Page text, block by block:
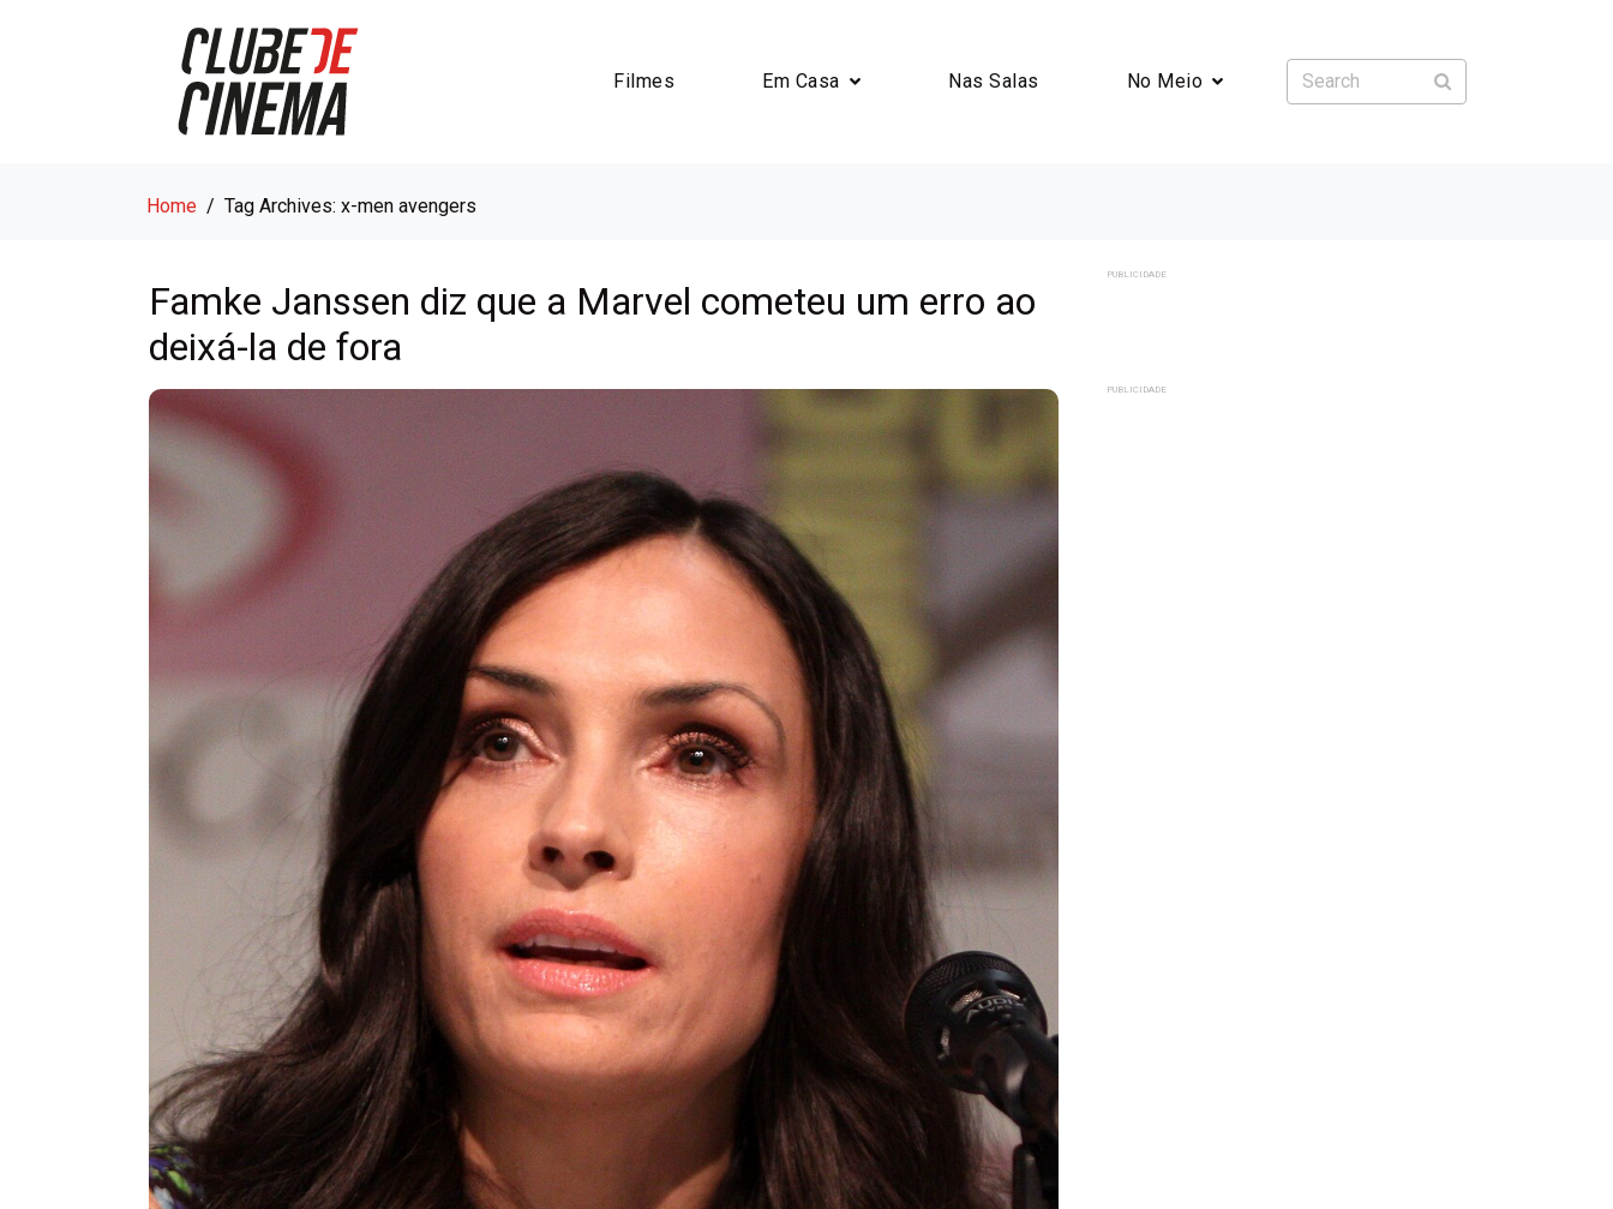
Filmes Em Casa Nas Salas No Meio
Home Tag Archives: x-men avengers
Famke Janssen diz que a Marvel cometeu um erro ao
deixá-la de fora
PUBLICIDADE
PUBLICIDADE